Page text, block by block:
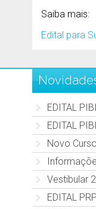
Saiba mais:
Edital para
EDITAL
EDITAL
Novo
Vestibular
EDITAL